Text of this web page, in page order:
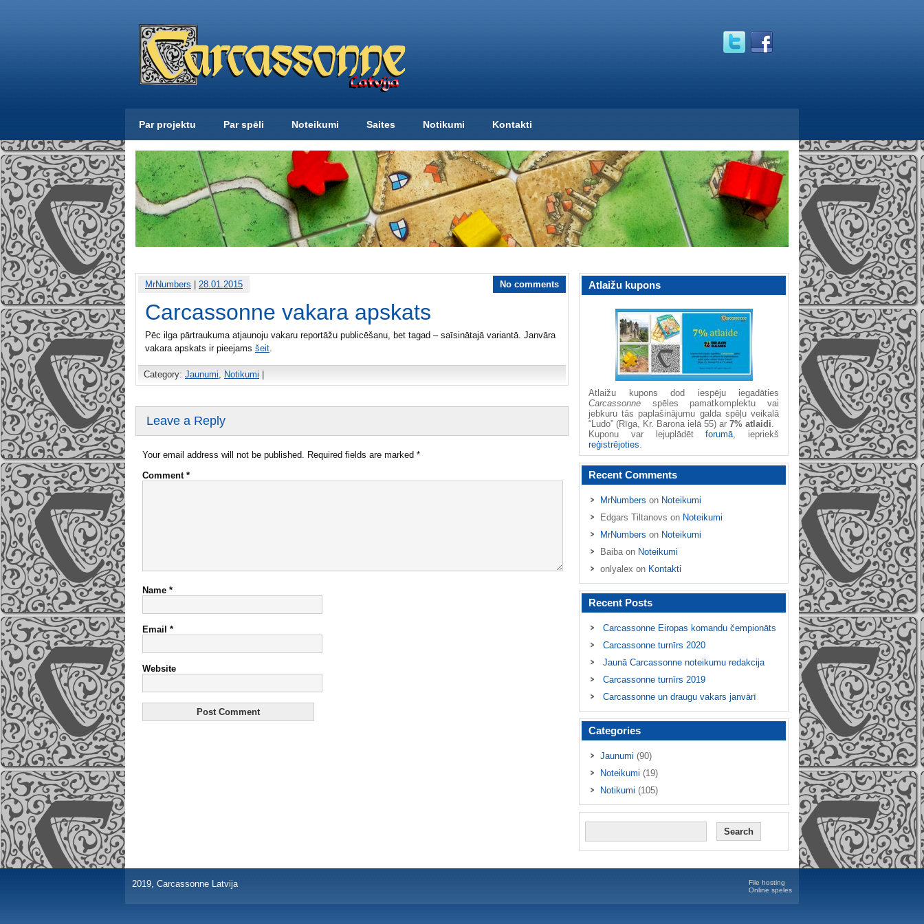
Par projektu Par spēli Noteikumi Saites Notikumi Kontakti
MrNumbers 28.01.2015 No comments
Carcassonne vakara apskats
Pēc ilga pārtraukuma atjaunoju vakaru reportāžu publicēšanu, bet tagad – saīsinātajā variantā. Janvāra
vakara apskats ir pieejams šeit.
Category: Jaunumi, Notikumi
Leave a Reply
Your email address will not be published. Required fields are marked *
Comment *
Name *
Email *
Website
Atlaižu kupons
Atlaižu kupons dod iespēju iegadāties
Carcassonne spēles pamatkomplektu vai
jebkuru tās paplašinājumu galda spēļu veikalā
“Ludo” (Rīga, Kr. Barona ielā 55) ar 7% atlaidi.
Kuponu var lejuplādētforumā, iepriekš
reģistrējoties.
Recent Comments
MrNumbers on Noteikumi
Edgars Tiltanovs on Noteikumi
MrNumbers on Noteikumi
Baibaon Noteikumi
onlyalex on Kontakti
Recent Posts
Carcassonne Eiropas komandu čempionāts
Carcassonne turnīrs 2020
Jaunā Carcassonne noteikumu redakcija
Carcassonne turnīrs 2019
Carcassonne un draugu vakars janvārī
Categories
Jaunumi (90)
Noteikumi (19)
Notikumi (105)
2019, Carcassonne Latvija
File hosting
Online speles